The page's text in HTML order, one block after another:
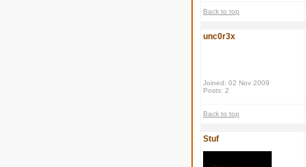
Back to top
unc0r3x
Joined: 02 Nov 2009
Posts: 2
Back to top
Stuf